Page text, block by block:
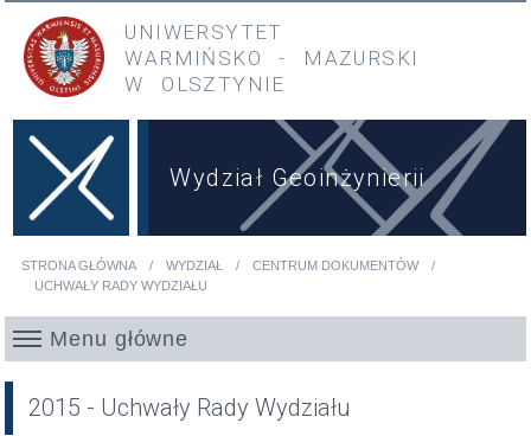
Przejdź do treści
Przejdź do menu głównego
UNIWERSYTET
WARMIŃSKO
- MAZURSKI
W OLSZTYNIE
Wydział Geoinżynierii
Jesteś tutaj
STRONA GŁÓWNA WYDZIAŁ
CENTRUM DOKUMENTÓW
UCHWAŁY RADY WYDZIAŁU
Menu główne
2015 - Uchwały Rady Wydziału